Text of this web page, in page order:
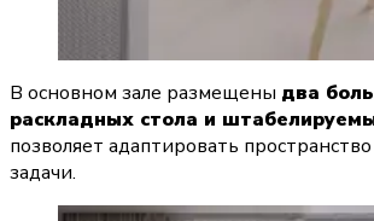
В основном зале размещены два
раскладных стола и
позволяет адаптировать
задачи.